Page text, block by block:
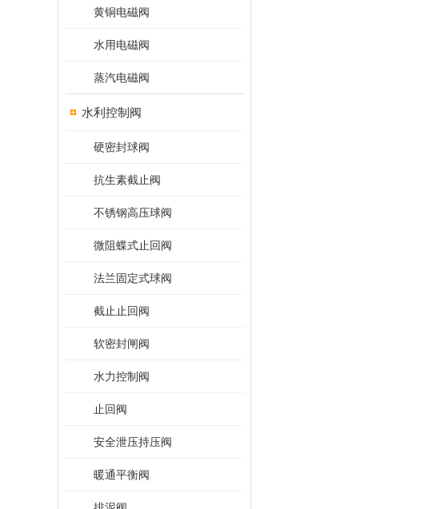
黄铜电磁阀
水用电磁阀
蒸汽电磁阀
水利控制阀
硬密封球阀
抗生素截止阀
不锈钢高压球阀
微阻蝶式止回阀
法兰固定式球阀
截止止回阀
软密封闸阀
水力控制阀
止回阀
安全泄压持压阀
暖通平衡阀